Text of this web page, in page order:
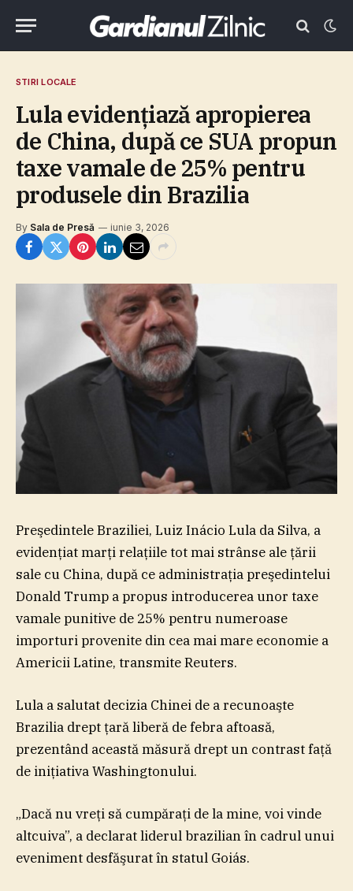
STIRI LOCALE
Lula evidenţiază apropierea
de China, după ce SUA propun
taxe vamale de 25% pentru
produsele din Brazilia
By Sala de Presă iunie 3, 2026
Preşedintele Braziliei, Luiz Inácio Lula da Silva, a
evidenţiat marţi relaţiile tot mai strânse ale ţării
sale cu China, după ce administraţia preşedintelui
Donald Trump a propus introducerea unor taxe
vamale punitive de 25% pentru numeroase
importuri provenite din cea mai mare economie a
Americii Latine, transmite Reuters.
Lula a salutat decizia Chinei de a recunoaşte
Brazilia drept ţară liberă de febra aftoasă,
prezentând această măsură drept un contrast faţă
de iniţiativa Washingtonului.
„Dacă nu vreţi să cumpăraţi de la mine, voi vinde
altcuiva”, a declarat liderul brazilian în cadrul unui
eveniment desfăşurat în statul Goiás.